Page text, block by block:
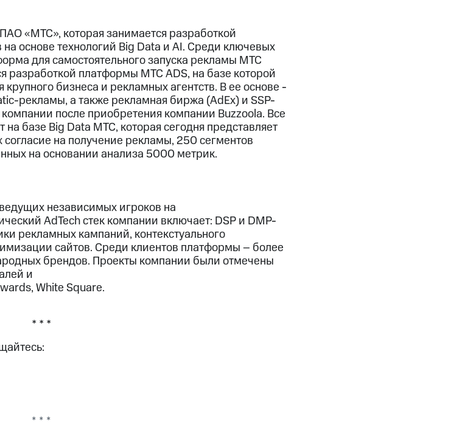
«МТС», которая занимается разработкой
основе технологий Big Data и AI. Среди ключевых
для самостоятельного запуска рекламы МТС
разработкой платформы МТС ADS, на базе которой
бизнеса и рекламных агентств. В ее основе -
рекламы, а также рекламная биржа (AdEx) и SSP-
после приобретения компании Buzzoola. Все
базе Big Data МТС, которая сегодня представляет
на получение рекламы, 250 сегментов
на основании анализа 5000 метрик.
независимых игроков на
AdTech стек компании включает: DSP и DMP-
рекламных кампаний, контекстуального
сайтов. Среди клиентов платформы – более
брендов. Проекты компании были отмечены
и
White Square.
* * *
* * *